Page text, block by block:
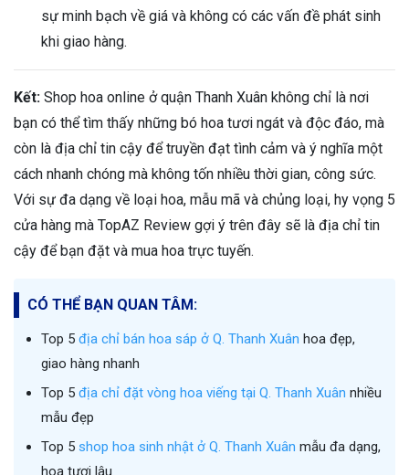
sự minh bạch về giá và không có các vấn đề phát sinh
khi giao hàng.
Kết: Shop hoa online ở quận Thanh Xuân không chỉ là nơi
bạn có thể tìm thấy những bó hoa tươi ngát và độc đáo, mà
còn là địa chỉ tin cậy để truyền đạt tình cảm và ý nghĩa một
cách nhanh chóng mà không tốn nhiều thời gian, công sức.
Với sự đa dạng về loại hoa, mẫu mã và chủng loại, hy vọng 5
cửa hàng mà TopAZ Review gợi ý trên đây sẽ là địa chỉ tin
cậy để bạn đặt và mua hoa trực tuyến.
CÓ THỂ BẠN QUAN TÂM:
Top 5 địa chỉ bán hoa sáp ở Q. Thanh Xuân hoa đẹp,
giao hàng nhanh
Top 5 địa chỉ đặt vòng hoa viếng tại Q. Thanh Xuân nhiều
mẫu đẹp
Top 5 shop hoa sinh nhật ở Q. Thanh Xuân mẫu đa dạng,
hoa tươi lâu